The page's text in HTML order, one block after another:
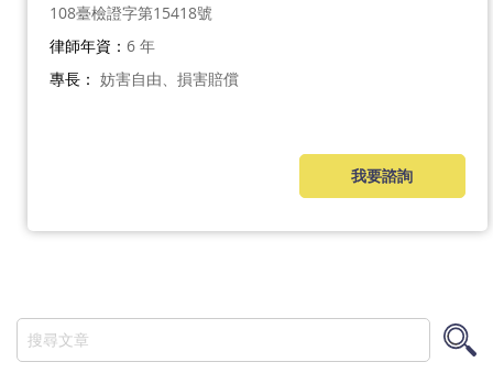
108臺檢證字第15418號
律師年資： 6 年
專長： 妨害自由、損害賠償
我要諮詢
搜
尋